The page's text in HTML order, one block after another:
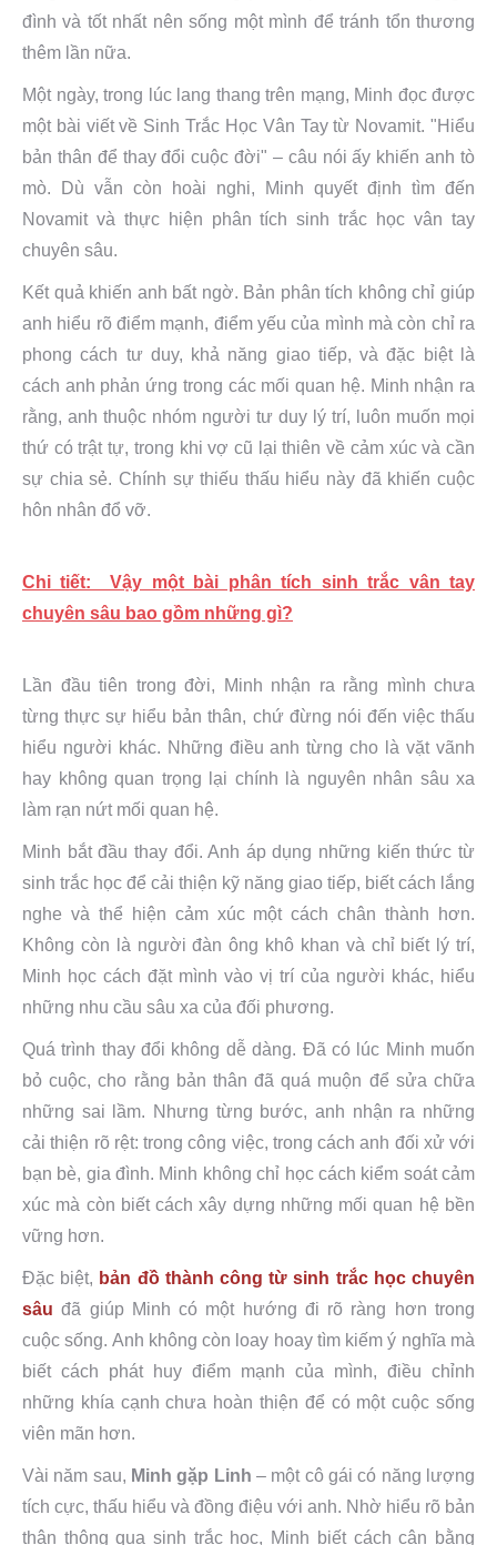
đình và tốt nhất nên sống một mình để tránh tổn thương
thêm lần nữa.
Một ngày, trong lúc lang thang trên mạng, Minh đọc được
một bài viết về Sinh Trắc Học Vân Tay từ Novamit. "Hiểu
bản thân để thay đổi cuộc đời" – câu nói ấy khiến anh tò
mò. Dù vẫn còn hoài nghi, Minh quyết định tìm đến
Novamit và thực hiện phân tích sinh trắc học vân tay
chuyên sâu.
Kết quả khiến anh bất ngờ. Bản phân tích không chỉ giúp
anh hiểu rõ điểm mạnh, điểm yếu của mình mà còn chỉ ra
phong cách tư duy, khả năng giao tiếp, và đặc biệt là
cách anh phản ứng trong các mối quan hệ. Minh nhận ra
rằng, anh thuộc nhóm người tư duy lý trí, luôn muốn mọi
thứ có trật tự, trong khi vợ cũ lại thiên về cảm xúc và cần
sự chia sẻ. Chính sự thiếu thấu hiểu này đã khiến cuộc
hôn nhân đổ vỡ.
Chi tiết: Vậy một bài phân tích sinh trắc vân tay
chuyên sâu bao gồm những gì?
Lần đầu tiên trong đời, Minh nhận ra rằng mình chưa
từng thực sự hiểu bản thân, chứ đừng nói đến việc thấu
hiểu người khác. Những điều anh từng cho là vặt vãnh
hay không quan trọng lại chính là nguyên nhân sâu xa
làm rạn nứt mối quan hệ.
Minh bắt đầu thay đổi. Anh áp dụng những kiến thức từ
sinh trắc học để cải thiện kỹ năng giao tiếp, biết cách lắng
nghe và thể hiện cảm xúc một cách chân thành hơn.
Không còn là người đàn ông khô khan và chỉ biết lý trí,
Minh học cách đặt mình vào vị trí của người khác, hiểu
những nhu cầu sâu xa của đối phương.
Quá trình thay đổi không dễ dàng. Đã có lúc Minh muốn
bỏ cuộc, cho rằng bản thân đã quá muộn để sửa chữa
những sai lầm. Nhưng từng bước, anh nhận ra những
cải thiện rõ rệt: trong công việc, trong cách anh đối xử với
bạn bè, gia đình. Minh không chỉ học cách kiểm soát cảm
xúc mà còn biết cách xây dựng những mối quan hệ bền
vững hơn.
Đặc biệt, bản đồ thành công từ sinh trắc học chuyên
sâu đã giúp Minh có một hướng đi rõ ràng hơn trong
cuộc sống. Anh không còn loay hoay tìm kiếm ý nghĩa mà
biết cách phát huy điểm mạnh của mình, điều chỉnh
những khía cạnh chưa hoàn thiện để có một cuộc sống
viên mãn hơn.
Vài năm sau, Minh gặp Linh – một cô gái có năng lượng
tích cực, thấu hiểu và đồng điệu với anh. Nhờ hiểu rõ bản
thân thông qua sinh trắc học, Minh biết cách cân bằng